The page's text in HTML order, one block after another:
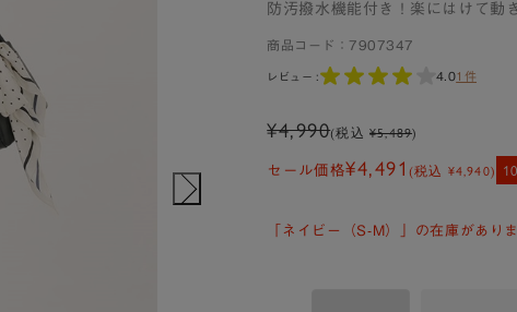
防汚撥水機能付き！楽にはけて動
商品コード： 7907347
レビュー : 4.01件
¥4,990(税込 ¥5,489)
セール価格¥4,491 (税込 ¥4,940)
「ネイビー（S-M）」の在庫があり